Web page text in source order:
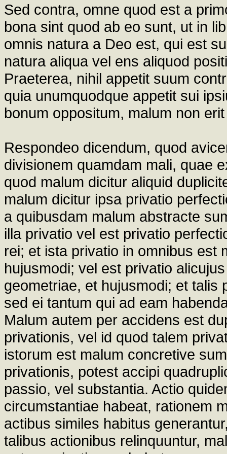
Sed contra, omne quod est a
bona sint quod ab eo sunt, ut in
omnis natura a Deo est, qui est
natura aliqua vel ens aliquod
Praeterea, nihil appetit suum
quia unumquodque appetit sui
bonum oppositum, malum non
Respondeo dicendum, quod
divisionem quamdam mali, quae
quod malum dicitur aliquid
malum dicitur ipsa privatio
a quibusdam malum abstracte
illa privatio vel est privatio
rei; et ista privatio in omnibus est
hujusmodi; vel est privatio
geometriae, et hujusmodi; et talis
sed ei tantum qui ad eam
Malum autem per accidens est
privationis, vel id quod talem
istorum est malum concretive
privationis, potest accipi
passio, vel substantia. Actio
circumstantiae habeat, rationem
actibus similes habitus
talibus actionibus relinquuntur,